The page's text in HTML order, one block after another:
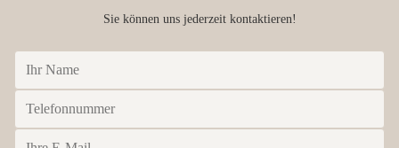
Sie können uns jederzeit kontaktieren!